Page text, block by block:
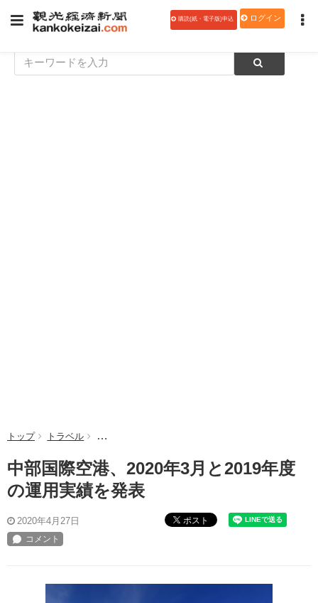
購読(紙・電子版)申込 ログイン
トップ トラベル 中部国際空港、2020年3月と2019年度の運用実績を
中部国際空港、2020年3月と2019年度
の運用実績を発表
2020年4月27日 ポスト